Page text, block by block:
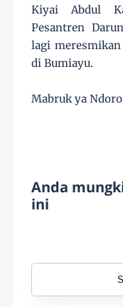
Kiyai Abdul
Pesantren
lagi
di Bumiayu.
Mabruk ya
Anda
ini